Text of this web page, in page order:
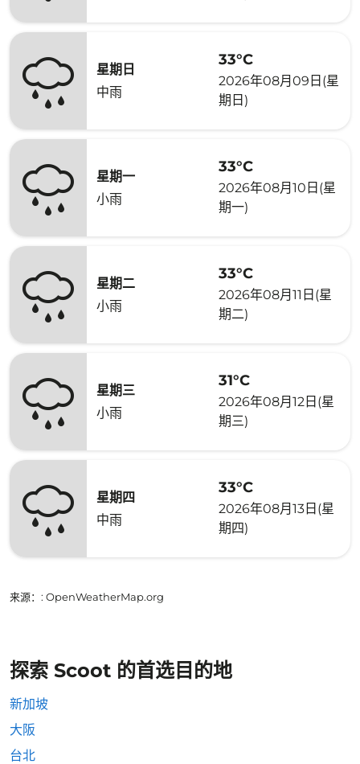
星期日
中雨
33°C
2026年08月09日(星
期日)
星期一
小雨
33°C
2026年08月10日(星
期一)
星期二
小雨
33°C
2026年08月11日(星
期二)
星期三
小雨
31°C
2026年08月12日(星
期三)
星期四
中雨
33°C
2026年08月13日(星
期四)
来源： : OpenWeatherMap.org
探索 Scoot 的首选目的地
新加坡
大阪
台北